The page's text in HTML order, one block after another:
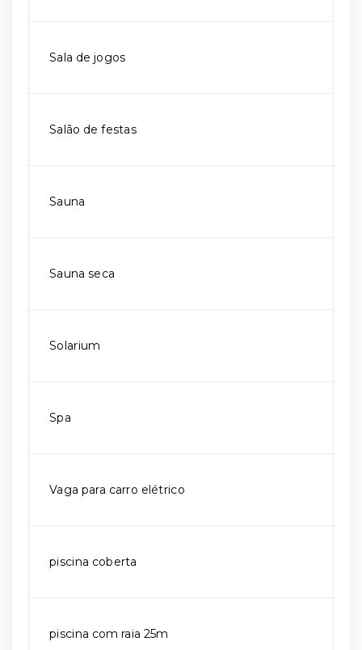
Sala de jogos
Salão de festas
Sauna
Sauna seca
Solarium
Spa
Vaga para carro elétrico
piscina coberta
piscina com raia 25m